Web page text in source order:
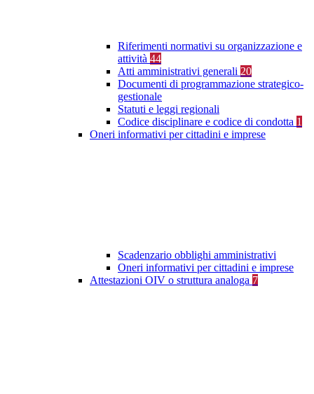
Riferimenti normativi su organizzazione e
attività 44
Atti amministrativi generali 20
Documenti di programmazione strategico-
gestionale
Statuti e leggi regionali
Codice disciplinare e codice di condotta 1
Oneri informativi per cittadini e imprese
Scadenzario obblighi amministrativi
Oneri informativi per cittadini e imprese
Attestazioni OIV o struttura analoga 7